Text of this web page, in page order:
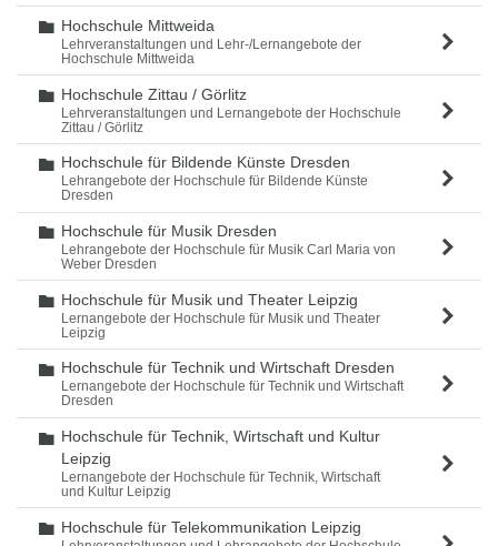
Ordner
Hochschule Mittweida
Lehrveranstaltungen und Lehr-/Lernangebote der
Hochschule Mittweida
Ordner
Hochschule Zittau / Görlitz
Lehrveranstaltungen und Lernangebote der Hochschule
Zittau / Görlitz
Ordner
Hochschule für Bildende Künste Dresden
Lehrangebote der Hochschule für Bildende Künste
Dresden
Ordner
Hochschule für Musik Dresden
Lehrangebote der Hochschule für Musik Carl Maria von
Weber Dresden
Ordner
Hochschule für Musik und Theater Leipzig
Lernangebote der Hochschule für Musik und Theater
Leipzig
Ordner
Hochschule für Technik und Wirtschaft Dresden
Lernangebote der Hochschule für Technik und Wirtschaft
Dresden
Ordner
Hochschule für Technik, Wirtschaft und Kultur
Leipzig
Lernangebote der Hochschule für Technik, Wirtschaft
und Kultur Leipzig
Ordner
Hochschule für Telekommunikation Leipzig